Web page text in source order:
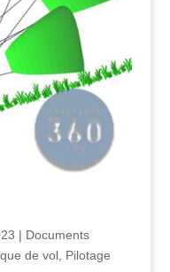
| Documents
de vol, Pilotage